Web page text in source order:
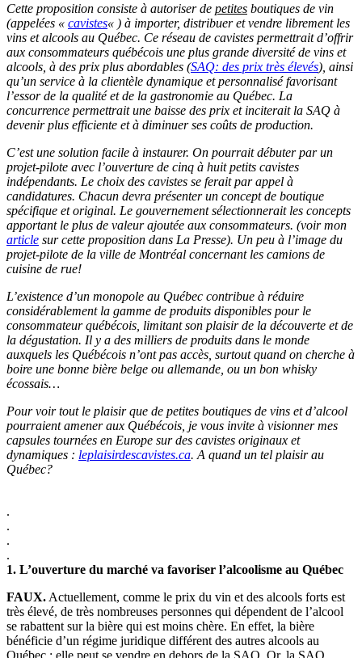
Cette proposition consiste à autoriserde petites boutiques de vin
(appelées « cavistes« ) à importer, distribuer et vendre librement les
vins et alcools au Québec. Ce réseau de cavistes permettrait d’offrir
aux consommateurs québécois une plus grande diversité de vins et
alcools, à des prix plus abordables (SAQ: des prix très élevés), ainsi
qu’un service à la clientèle dynamique et personnalisé favorisant
l’essor de la qualité et de la gastronomie au Québec. La
concurrence permettrait une baisse des prix et inciterait la SAQ à
devenir plus efficiente et à diminuer ses coûts de production.
C’est une solution facile à instaurer. On pourrait débuter par un
projet-pilote avec l’ouverture de cinq à huit petits cavistes
indépendants. Le choix des cavistes se ferait par appel à
candidatures. Chacun devra présenter un concept de boutique
spécifique et original. Le gouvernement sélectionnerait les concepts
apportant le plus de valeur ajoutée aux consommateurs. (voir mon
article sur cette proposition dans La Presse). Un peu à l’image du
projet-pilote de la ville de Montréal concernant les camions de
cuisine de rue!
L’existence d’un monopole au Québec contribue à réduire
considérablement la gamme de produits disponibles pour le
consommateur québécois, limitant son plaisir de la découverte et de
la dégustation. Il y a des milliers de produits dans le monde
auxquels les Québécois n’ont pas accès, surtout quand on cherche à
boire une bonne bière belge ou allemande, ou un bon whisky
écossais…
Pour voir tout le plaisir que de petites boutiques de vins et d’alcool
pourraient amener aux Québécois, je vous invite à visionner mes
capsules tournées en Europe sur des cavistes originaux et
dynamiques : leplaisirdescavistes.ca. A quand un tel plaisir au
Québec?
.
.
.
.
1. L’ouverture du marché va favoriser l’alcoolisme au Québec
FAUX. Actuellement, comme le prix du vin et des alcools forts est
très élevé, de très nombreuses personnes qui dépendent de l’alcool
se rabattent sur la bière qui est moins chère. En effet, la bière
bénéficie d’un régime juridique différent des autres alcools au
Québec : elle peut se vendre en dehors de la SAQ. Or, la SAQ